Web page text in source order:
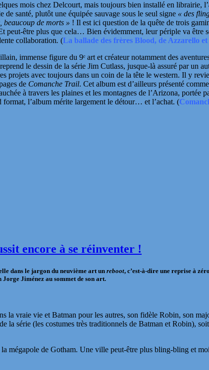
mois chez Delcourt, mais toujours bien installé en librairie,
santé, plutôt une équipée sauvage sous le seul signe « des
beaucoup de morts » ! Il est ici question de la quête de trois
peut-être plus que cela… Bien évidemment, leur périple va être
collaboration. (La ballade des frères Blood, de Azzarello
, immense figure du 9ᵉ art et créateur notamment des
le dessin de la série Jim Cutlass, jusque-là assuré par un
projets avec toujours dans un coin de la tête le western. Il y
de Comanche Trail. Cet album est d’ailleurs présenté
à travers les plaines et les montagnes de l’Arizona, portée
format, l’album mérite largement le détour… et l’achat. (
encore à se réinventer !
dans le jargon du neuvième art un reboot, c’est-à-dire une reprise à
Jiménez au sommet de son art.
la vraie vie et Batman pour les autres, son fidèle Robin, son
la série (les costumes très traditionnels de Batman et Robin),
mégapole de Gotham. Une ville peut-être plus bling-bling et